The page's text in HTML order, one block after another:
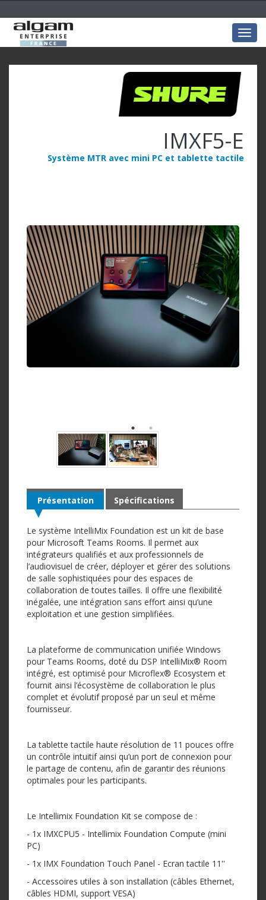
IMXF5-E
Système MTR avec mini PC et tablette tactile
Présentation
Le système IntelliMix Foundation est un kit de base
pour Microsoft Teams Rooms. Il permet aux
intégrateurs qualifiés et aux professionnels de
l’audiovisuel de créer, déployer et gérer des solutions
de salle sophistiquées pour des espaces de
collaboration de toutes tailles. Il offre une flexibilité
inégalée, une intégration sans effort ainsi qu’une
exploitation et une gestion simplifiées.
La plateforme de communication unifiée Windows
pour Teams Rooms, doté du DSP IntelliMix® Room
intégré, est optimisé pour Microflex® Ecosystem et
fournit ainsi l’écosystème de collaboration le plus
complet et évolutif proposé par un seul et même
fournisseur.
La tablette tactile haute résolution de 11 pouces offre
un contrôle intuitif ainsi qu’un port de connexion pour
le partage de contenu, afin de garantir des réunions
optimales pour les participants.
Le Intellimix Foundation Kit se compose de :
- 1x IMXCPU5 - Intellimix Foundation Compute (mini
PC)
- 1x IMX Foundation Touch Panel - Ecran tactile 11''
- Accessoires utiles à son installation (câbles Ethernet,
câbles HDMI, support VESA)
Spécifications